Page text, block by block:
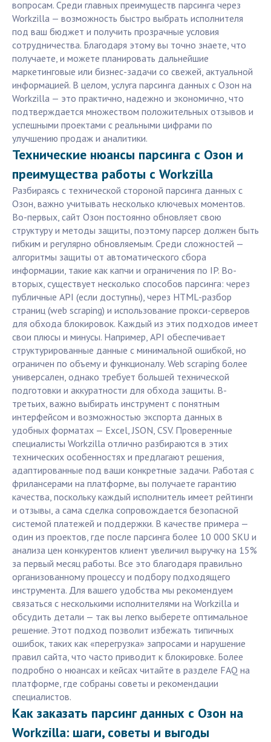
вопросам. Среди главных преимуществ парсинга через
Workzilla — возможность быстро выбрать исполнителя
под ваш бюджет и получить прозрачные условия
сотрудничества. Благодаря этому вы точно знаете, что
получаете, и можете планировать дальнейшие
маркетинговые или бизнес-задачи со свежей, актуальной
информацией. В целом, услуга парсинга данных с Озон на
Workzilla — это практично, надежно и экономично, что
подтверждается множеством положительных отзывов и
успешными проектами с реальными цифрами по
улучшению продаж и аналитики.
Технические нюансы парсинга с Озон и
преимущества работы с Workzilla
Разбираясь с технической стороной парсинга данных с
Озон, важно учитывать несколько ключевых моментов.
Во-первых, сайт Озон постоянно обновляет свою
структуру и методы защиты, поэтому парсер должен быть
гибким и регулярно обновляемым. Среди сложностей —
алгоритмы защиты от автоматического сбора
информации, такие как капчи и ограничения по IP. Во-
вторых, существует несколько способов парсинга: через
публичные API (если доступны), через HTML-разбор
страниц (web scraping) и использование прокси-серверов
для обхода блокировок. Каждый из этих подходов имеет
свои плюсы и минусы. Например, API обеспечивает
структурированные данные с минимальной ошибкой, но
ограничен по объему и функционалу. Web scraping более
универсален, однако требует большей технической
подготовки и аккуратности для обхода защиты. В-
третьих, важно выбирать инструмент с понятным
интерфейсом и возможностью экспорта данных в
удобных форматах — Excel, JSON, CSV. Проверенные
специалисты Workzilla отлично разбираются в этих
технических особенностях и предлагают решения,
адаптированные под ваши конкретные задачи. Работая с
фрилансерами на платформе, вы получаете гарантию
качества, поскольку каждый исполнитель имеет рейтинги
и отзывы, а сама сделка сопровождается безопасной
системой платежей и поддержки. В качестве примера —
один из проектов, где после парсинга более 10 000 SKU и
анализа цен конкурентов клиент увеличил выручку на 15%
за первый месяц работы. Все это благодаря правильно
организованному процессу и подбору подходящего
инструмента. Для вашего удобства мы рекомендуем
связаться с несколькими исполнителями на Workzilla и
обсудить детали — так вы легко выберете оптимальное
решение. Этот подход позволит избежать типичных
ошибок, таких как «перегрузка» запросами и нарушение
правил сайта, что часто приводит к блокировке. Более
подробно о нюансах и кейсах читайте в разделе FAQ на
платформе, где собраны советы и рекомендации
специалистов.
Как заказать парсинг данных с Озон на
Workzilla: шаги, советы и выгоды